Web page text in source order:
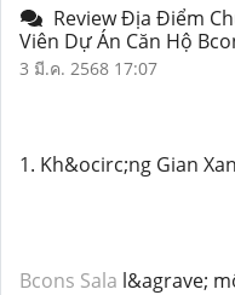
Review Địa Điểm
Viên Dự Án Căn Hộ
3 มี.ค. 2568 17:07
1. Kh&ocirc;ng Gian
Bcons Sala l&agrave;